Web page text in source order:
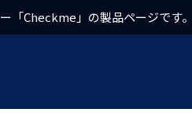
「Checkme」の製品ページです。